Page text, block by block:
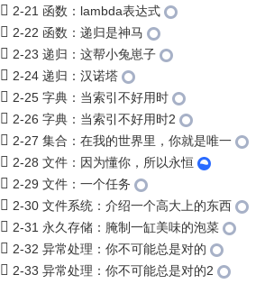
2-21 函数：lambda表达式
2-22 函数：递归是神马
2-23 递归：这帮小兔崽子
2-24 递归：汉诺塔
2-25 字典：当索引不好用时
2-26 字典：当索引不好用时2
2-27 集合：在我的世界里，你就是唯一
2-28 文件：因为懂你，所以永恒
2-29 文件：一个任务
2-30 文件系统：介绍一个高大上的东西
2-31 永久存储：腌制一缸美味的泡菜
2-32 异常处理：你不可能总是对的
2-33 异常处理：你不可能总是对的2